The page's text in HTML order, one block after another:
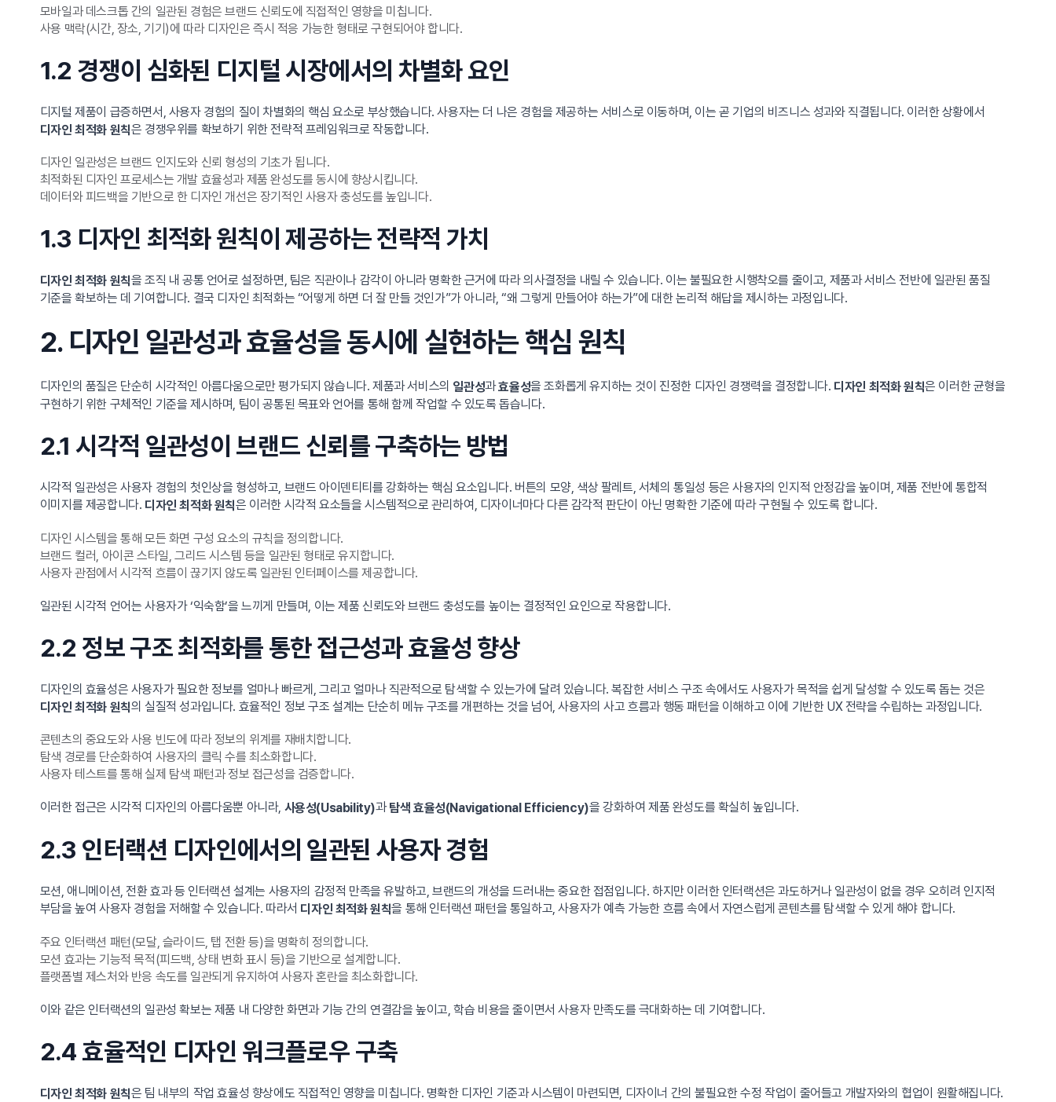
모바일과 데스크톱 간의 일관된 경험은 브랜드 신뢰도에 직접적인 영향을 미칩니다.
사용 맥락(시간, 장소, 기기)에 따라 디자인은 즉시 적응 가능한 형태로 구현되어야 합니다.
1.2 경쟁이 심화된 디지털 시장에서의 차별화 요인
디지털 제품이 급증하면서, 사용자 경험의 질이 차별화의 핵심 요소로 부상했습니다. 사용자는 더 나은 경험을 제공하는 서비스로 이동하며, 이는 곧 기업의 비즈니스 성과와 직결됩니다. 이러한 상황에서
디자인 최적화 원칙은 경쟁우위를 확보하기 위한 전략적 프레임워크로 작동합니다.
디자인 일관성은 브랜드 인지도와 신뢰 형성의 기초가 됩니다.
최적화된 디자인 프로세스는 개발 효율성과 제품 완성도를 동시에 향상시킵니다.
데이터와 피드백을 기반으로 한 디자인 개선은 장기적인 사용자 충성도를 높입니다.
1.3 디자인 최적화 원칙이 제공하는 전략적 가치
디자인 최적화 원칙을 조직 내 공통 언어로 설정하면, 팀은 직관이나 감각이 아니라 명확한 근거에 따라 의사결정을 내릴 수 있습니다. 이는 불필요한 시행착오를 줄이고, 제품과 서비스 전반에 일관된 품질
기준을 확보하는 데 기여합니다. 결국 디자인 최적화는 “어떻게 하면 더 잘 만들 것인가”가 아니라, “왜 그렇게 만들어야 하는가”에 대한 논리적 해답을 제시하는 과정입니다.
2. 디자인 일관성과 효율성을 동시에 실현하는 핵심 원칙
디자인의 품질은 단순히 시각적인 아름다움으로만 평가되지 않습니다. 제품과 서비스의 일관성과효율성을 조화롭게 유지하는 것이 진정한 디자인 경쟁력을 결정합니다. 디자인 최적화 원칙은 이러한 균형을
구현하기 위한 구체적인 기준을 제시하며, 팀이 공통된 목표와 언어를 통해 함께 작업할 수 있도록 돕습니다.
2.1 시각적 일관성이 브랜드 신뢰를 구축하는 방법
시각적 일관성은 사용자 경험의 첫인상을 형성하고, 브랜드 아이덴티티를 강화하는 핵심 요소입니다. 버튼의 모양, 색상 팔레트, 서체의 통일성 등은 사용자의 인지적 안정감을 높이며, 제품 전반에 통합적
이미지를 제공합니다. 디자인 최적화 원칙은 이러한 시각적 요소들을 시스템적으로 관리하여, 디자이너마다 다른 감각적 판단이 아닌 명확한 기준에 따라 구현될 수 있도록 합니다.
디자인 시스템을 통해 모든 화면 구성 요소의 규칙을 정의합니다.
브랜드 컬러, 아이콘 스타일, 그리드 시스템 등을 일관된 형태로 유지합니다.
사용자 관점에서 시각적 흐름이 끊기지 않도록 일관된 인터페이스를 제공합니다.
일관된 시각적 언어는 사용자가 ‘익숙함’을 느끼게 만들며, 이는 제품 신뢰도와 브랜드 충성도를 높이는 결정적인 요인으로 작용합니다.
2.2 정보 구조 최적화를 통한 접근성과 효율성 향상
디자인의 효율성은 사용자가 필요한 정보를 얼마나 빠르게, 그리고 얼마나 직관적으로 탐색할 수 있는가에 달려 있습니다. 복잡한 서비스 구조 속에서도 사용자가 목적을 쉽게 달성할 수 있도록 돕는 것은
디자인 최적화 원칙의 실질적 성과입니다. 효율적인 정보 구조 설계는 단순히 메뉴 구조를 개편하는 것을 넘어, 사용자의 사고 흐름과 행동 패턴을 이해하고 이에 기반한 UX 전략을 수립하는 과정입니다.
콘텐츠의 중요도와 사용 빈도에 따라 정보의 위계를 재배치합니다.
탐색 경로를 단순화하여 사용자의 클릭 수를 최소화합니다.
사용자 테스트를 통해 실제 탐색 패턴과 정보 접근성을 검증합니다.
이러한 접근은 시각적 디자인의 아름다움뿐 아니라, 사용성(Usability)과탐색 효율성(Navigational Efficiency)을 강화하여 제품 완성도를 확실히 높입니다.
2.3 인터랙션 디자인에서의 일관된 사용자 경험
모션, 애니메이션, 전환 효과 등 인터랙션 설계는 사용자의 감정적 만족을 유발하고, 브랜드의 개성을 드러내는 중요한 접점입니다. 하지만 이러한 인터랙션은 과도하거나 일관성이 없을 경우 오히려 인지적
부담을 높여 사용자 경험을 저해할 수 있습니다. 따라서 디자인 최적화 원칙을 통해 인터랙션 패턴을 통일하고, 사용자가 예측 가능한 흐름 속에서 자연스럽게 콘텐츠를 탐색할 수 있게 해야 합니다.
주요 인터랙션 패턴(모달, 슬라이드, 탭 전환 등)을 명확히 정의합니다.
모션 효과는 기능적 목적(피드백, 상태 변화 표시 등)을 기반으로 설계합니다.
플랫폼별 제스처와 반응 속도를 일관되게 유지하여 사용자 혼란을 최소화합니다.
이와 같은 인터랙션의 일관성 확보는 제품 내 다양한 화면과 기능 간의 연결감을 높이고, 학습 비용을 줄이면서 사용자 만족도를 극대화하는 데 기여합니다.
2.4 효율적인 디자인 워크플로우 구축
디자인 최적화 원칙은 팀 내부의 작업 효율성 향상에도 직접적인 영향을 미칩니다. 명확한 디자인 기준과 시스템이 마련되면, 디자이너 간의 불필요한 수정 작업이 줄어들고 개발자와의 협업이 원활해집니다.